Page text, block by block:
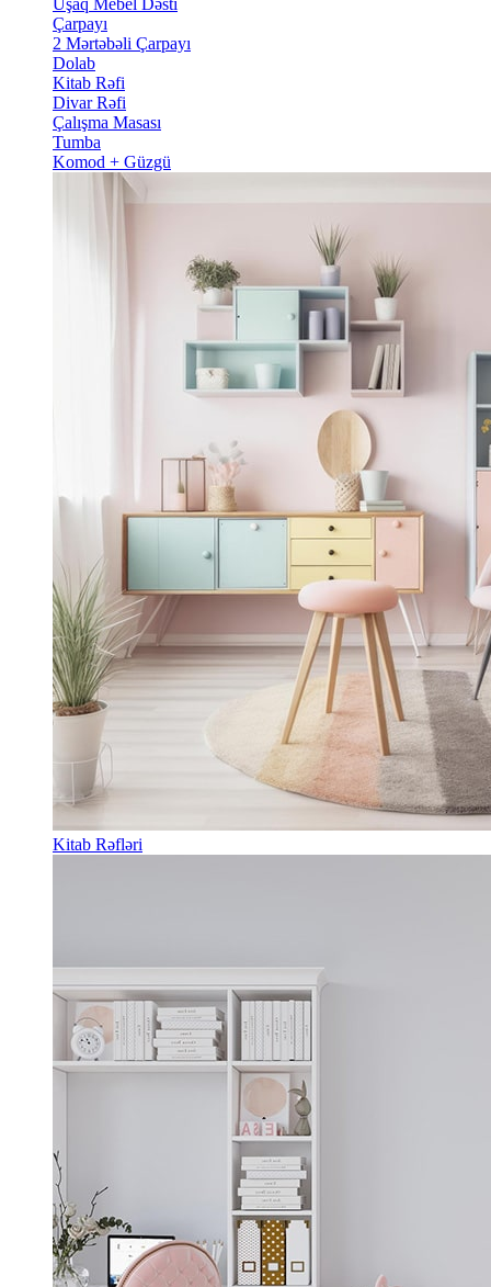
Uşaq Mebel Dəsti
Çarpayı
2 Mərtəbəli Çarpayı
Dolab
Kitab Rəfi
Divar Rəfi
Çalışma Masası
Tumba
Komod + Güzgü
Kitab Rəfləri